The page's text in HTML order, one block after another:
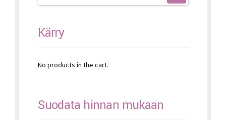
product
Kärry
No products in the cart.
Suodata hinnan mukaan